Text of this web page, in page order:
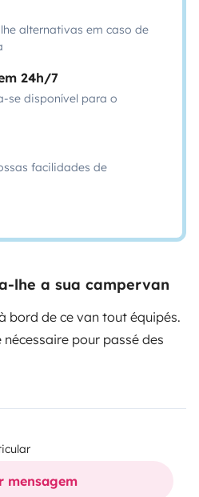
alternativas em caso de
24h/7
se disponível para o
facilidades de
lhe a sua campervan
bord de ce van tout équipés.
pour passé des
incluons
mensagem